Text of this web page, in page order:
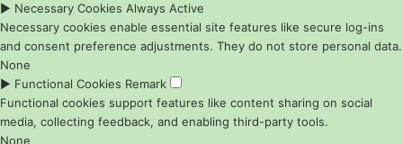
► Necessary Cookies Always Active
Necessary cookies enable essential site features like secure log-ins
and consent preference adjustments. They do not store personal data.
None
► Functional Cookies Remark
Functional cookies support features like content sharing on social
media, collecting feedback, and enabling third-party tools.
None